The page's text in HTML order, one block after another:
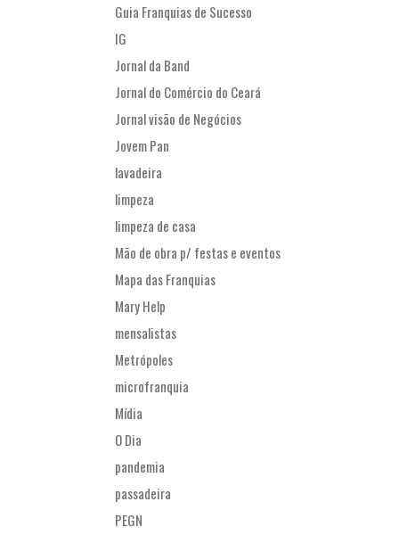
Guia Franquias de Sucesso
IG
Jornal da Band
Jornal do Comércio do Ceará
Jornal visão de Negócios
Jovem Pan
lavadeira
limpeza
limpeza de casa
Mão de obra p/ festas e eventos
Mapa das Franquias
Mary Help
mensalistas
Metrópoles
microfranquia
Mídia
O Dia
pandemia
passadeira
PEGN